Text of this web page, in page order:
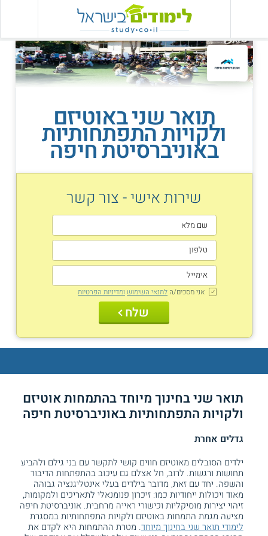
תואר שני באוטיזם
ולקויות התפתחותיות
באוניברסיטת חיפה
שירות אישי - צור קשר
אני מסכים/ה לתנאי השימוש ומדיניות הפרטיות
שלח
תואר שני בחינוך מיוחד בהתמחות אוטיזם
ולקויות התפתחותיות באוניברסיטת חיפה
גדלים אחרת
ילדים הסובלים מאוטיזם חווים קושי לתקשר עם בני גילם ולהביע
תחושות ורגשות. לרוב, חל אצלם גם עיכוב בהתפתחות הדיבור
והשפה. יחד עם זאת, מדובר בילדים בעלי אינטליגנציה גבוהה
מאוד ויכולות ייחודיות כמו: זיכרון פנומנאלי לתאריכים ולמקומות,
זיהוי יצירות מוסיקליות וכישורי ראייה מרחבית. אוניברסיטת חיפה
מציעה מגמת התמחות באוטיזם ולקויות התפתחותיות במסגרת
לימודי תואר שני בחינוך מיוחד. מטרת ההתמחות היא לקדם את